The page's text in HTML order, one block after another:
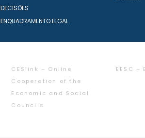
DECISÕES
ENQUADRAMENTO LEGAL
CESlink – Online
Cooperation of the
Economic and Social
Councils
EESC